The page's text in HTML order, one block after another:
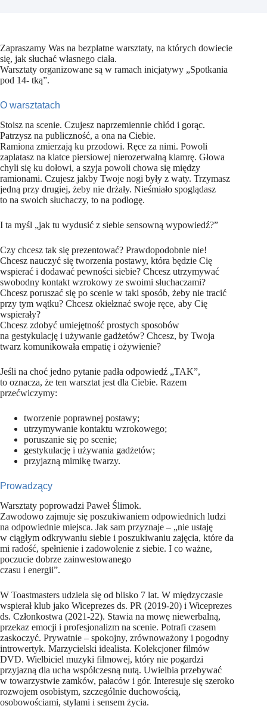
Zapraszamy Was na bezpłatne warsztaty, na których dowiecie
się, jak słuchać własnego ciała.
Warsztaty organizowane są w ramach inicjatywy „Spotkania
pod 14- tką”.
O warsztatach
Stoisz na scenie. Czujesz naprzemiennie chłód i gorąc.
Patrzysz na publiczność, a ona na Ciebie.
Ramiona zmierzają ku przodowi. Ręce za nimi. Powoli
zaplatasz na klatce piersiowej nierozerwalną klamrę. Głowa
chyli się ku dołowi, a szyja powoli chowa się między
ramionami. Czujesz jakby Twoje nogi były z waty. Trzymasz
jedną przy drugiej, żeby nie drżały. Nieśmiało spoglądasz
to na swoich słuchaczy, to na podłogę.
I ta myśl „jak tu wydusić z siebie sensowną wypowiedź?”
Czy chcesz tak się prezentować? Prawdopodobnie nie!
Chcesz nauczyć się tworzenia postawy, która będzie Cię
wspierać i dodawać pewności siebie? Chcesz utrzymywać
swobodny kontakt wzrokowy ze swoimi słuchaczami?
Chcesz poruszać się po scenie w taki sposób, żeby nie tracić
przy tym wątku? Chcesz okiełznać swoje ręce, aby Cię
wspierały?
Chcesz zdobyć umiejętność prostych sposobów
na gestykulację i używanie gadżetów? Chcesz, by Twoja
twarz komunikowała empatię i ożywienie?
Jeśli na choć jedno pytanie padła odpowiedź „TAK”,
to oznacza, że ten warsztat jest dla Ciebie. Razem
przećwiczymy:
tworzenie poprawnej postawy;
utrzymywanie kontaktu wzrokowego;
poruszanie się po scenie;
gestykulację i używania gadżetów;
przyjazną mimikę twarzy.
Prowadzący
Warsztaty poprowadzi Paweł Ślimok.
Zawodowo zajmuje się poszukiwaniem odpowiednich ludzi
na odpowiednie miejsca. Jak sam przyznaje – „nie ustaję
w ciągłym odkrywaniu siebie i poszukiwaniu zajęcia, które da
mi radość, spełnienie i zadowolenie z siebie. I co ważne,
poczucie dobrze zainwestowanego
czasu i energii”.
W Toastmasters udziela się od blisko 7 lat. W międzyczasie
wspierał klub jako Wiceprezes ds. PR (2019-20) i Wiceprezes
ds. Członkostwa (2021-22). Stawia na mowę niewerbalną,
przekaz emocji i profesjonalizm na scenie. Potrafi czasem
zaskoczyć. Prywatnie – spokojny, zrównoważony i pogodny
introwertyk. Marzycielski idealista. Kolekcjoner filmów
DVD. Wielbiciel muzyki filmowej, który nie pogardzi
przyjazną dla ucha współczesną nutą. Uwielbia przebywać
w towarzystwie zamków, pałaców i gór. Interesuje się szeroko
rozwojem osobistym, szczególnie duchowością,
osobowościami, stylami i sensem życia.